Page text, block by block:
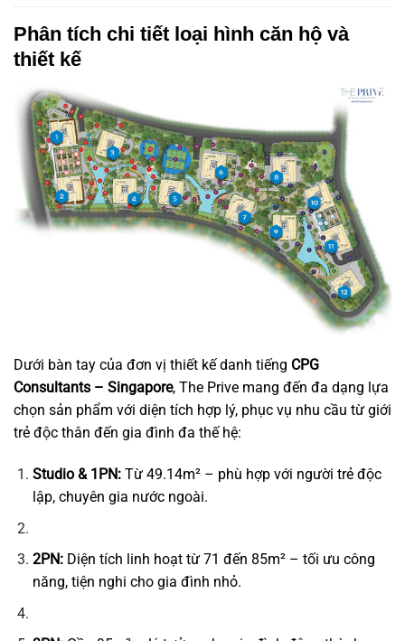
Phân tích chi tiết loại hình căn hộ và
thiết kế
Dưới bàn tay của đơn vị thiết kế danh tiếng CPG
Consultants – Singapore, The Prive mang đến đa dạng lựa
chọn sản phẩm với diện tích hợp lý, phục vụ nhu cầu từ giới
trẻ độc thân đến gia đình đa thế hệ:
Studio & 1PN:Từ 49.14m² – phù hợp với người trẻ độc
lập, chuyên gia nước ngoài.
2PN:Diện tích linh hoạt từ 71 đến 85m² – tối ưu công
năng, tiện nghi cho gia đình nhỏ.